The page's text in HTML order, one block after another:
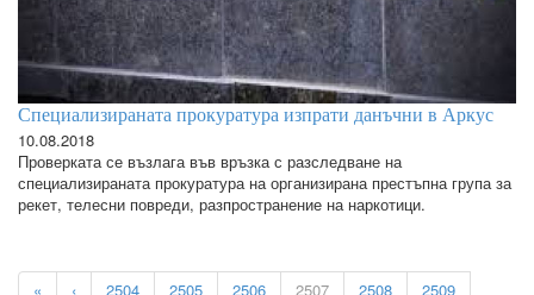
Специализираната прокуратура изпрати данъчни в Аркус
10.08.2018
Проверката се възлага във връзка с разследване на
специализираната прокуратура на организирана престъпна група за
рекет, телесни повреди, разпространение на наркотици.
« ‹ 2504 2505 2506 2507 2508
2509